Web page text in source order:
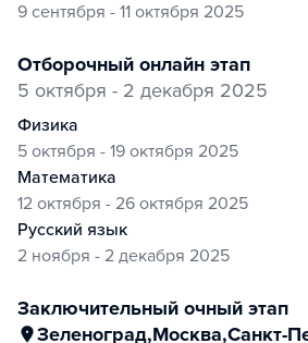
9 сентября - 11 октября 2025
отборочный онлайн этап
5 октября - 2 декабря 2025
физика
5 октября - 19 октября 2025
математика
12 октября - 26 октября 2025
русский язык
2 ноября - 2 декабря 2025
заключительный очный этап
Зеленоград,Москва,Санкт-